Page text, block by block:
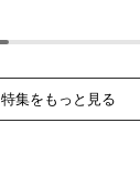
特集をもっと見る